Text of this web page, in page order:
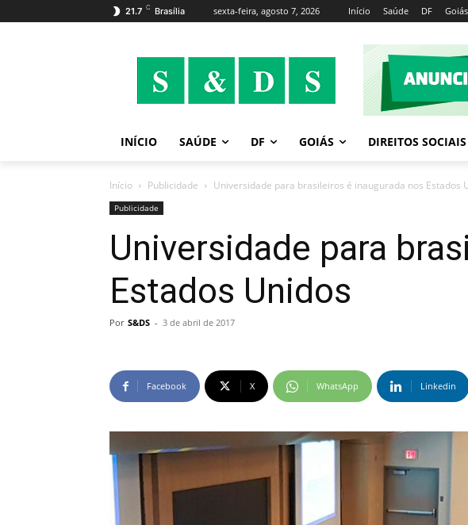
21.7 C Brasília sexta-feira, agosto 7, 2026 Início Saúde DF Goiás
INÍCIO SAÚDE DF GOIÁS DIREITOS SOCIAIS
Início Publicidade Universidade para brasileiros é inaugurada nos Estados
Publicidade
Universidade para
Estados Unidos
Por S&DS - 3 de abril de 2017
Facebook X WhatsApp Linkedin